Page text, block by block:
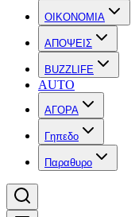
OIKONOMIA
ΑΠΟΨΕΙΣ
BUZZLIFE
AUTO
ΑΓΟΡΑ
Γηπεδο
Παραθυρο